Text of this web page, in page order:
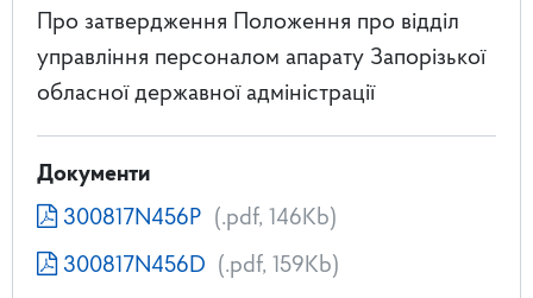
Про затвердження Положення про відділ
управління персоналом апарату Запорізької
обласної державної адміністрації
Документи
300817N456P (.pdf, 146Kb)
300817N456D (.pdf, 159Kb)